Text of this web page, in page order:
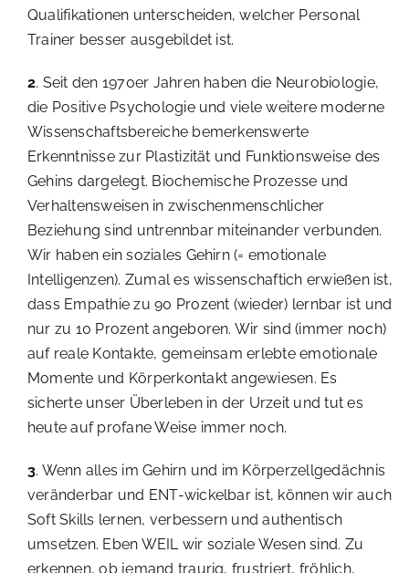
Qualifikationen unterscheiden, welcher Personal
Trainer besser ausgebildet ist.
2. Seit den 1970er Jahren haben die Neurobiologie,
die Positive Psychologie und viele weitere moderne
Wissenschaftsbereiche bemerkenswerte
Erkenntnisse zur Plastizität und Funktionsweise des
Gehins dargelegt. Biochemische Prozesse und
Verhaltensweisen in zwischenmenschlicher
Beziehung sind untrennbar miteinander verbunden.
Wir haben ein soziales Gehirn (= emotionale
Intelligenzen). Zumal es wissenschaftich erwießen ist,
dass Empathie zu 90 Prozent (wieder) lernbar ist und
nur zu 10 Prozent angeboren. Wir sind (immer noch)
auf reale Kontakte, gemeinsam erlebte emotionale
Momente und Körperkontakt angewiesen. Es
sicherte unser Überleben in der Urzeit und tut es
heute auf profane Weise immer noch.
3. Wenn alles im Gehirn und im Körperzellgedächnis
veränderbar und ENT-wickelbar ist, können wir auch
Soft Skills lernen, verbessern und authentisch
umsetzen. Eben WEIL wir soziale Wesen sind. Zu
erkennen, ob jemand traurig, frustriert, fröhlich,